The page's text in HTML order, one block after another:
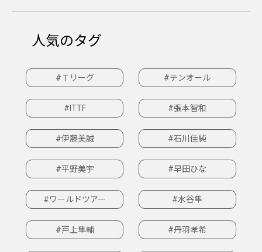
人気のタグ
#Ｔリーグ #テンオール
#ITTF #張本智和
#伊藤美誠 #石川佳純
#平野美宇 #早田ひな
#ワールドツアー #水谷隼
#戸上隼輔 #丹羽孝希